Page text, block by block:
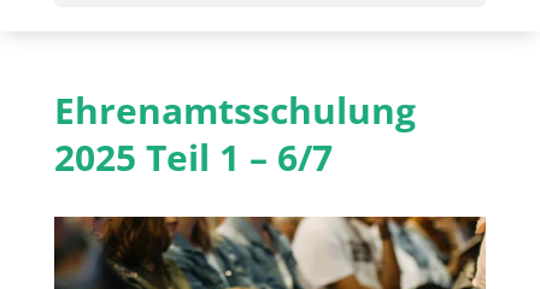
Ehrenamtsschulung
2025 Teil 1 – 6/7